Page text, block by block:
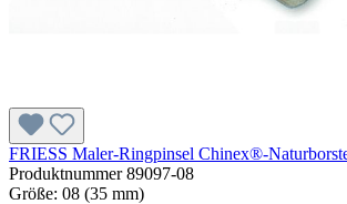
FRIESS Maler-Ringpinsel Chinex®-
Produktnummer89097-08
Größe: 08 (35 mm)